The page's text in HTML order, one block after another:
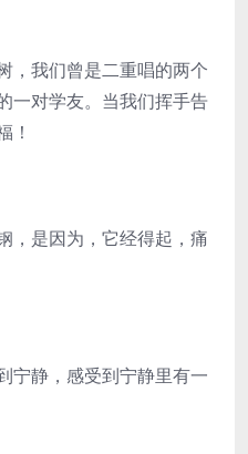
，我们曾是二重唱的两个
一对学友。当我们挥手告
！
，是因为，它经得起，痛
宁静，感受到宁静里有一